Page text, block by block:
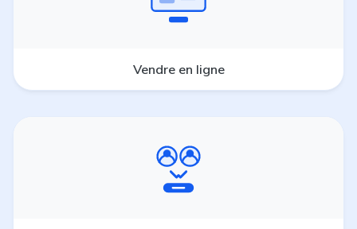
Vendre en ligne